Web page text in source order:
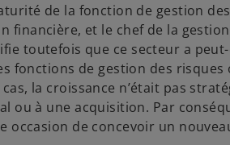
de la fonction de gestion
financière, et le chef de la
toutefois que ce secteur a
fonctions de gestion des risques
la croissance n’était pas
ou à une acquisition. Par
occasion de concevoir un